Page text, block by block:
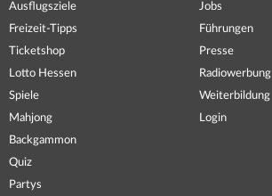
Ausflugsziele
Freizeit-Tipps
Ticketshop
Lotto Hessen
Spiele
Mahjong
Backgammon
Quiz
Partys
Jobs
Führungen
Presse
Radiowerbung
Weiterbildung
Login